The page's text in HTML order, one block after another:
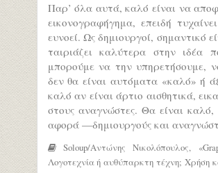
Παρ’ όλα αυτά, καλό είναι να
εικονογραφήγημα, επειδή
ευνοεί. Ως δημιουργοί, σημαντικό
ταιριάζει καλύτερα στην
μπορούμε να την υπηρετήσουμε,
δεν θα είναι αυτόματα «καλό» ή
καλό αν είναι άρτιο αισθητικά,
στους αναγνώστες. Θα είναι
αφορά —δημιουργούς και
Soloup/Αντώνης Νικολόπουλος,
Λογοτεχνία ή αυθύπαρκτη τέχνη; Χρήση